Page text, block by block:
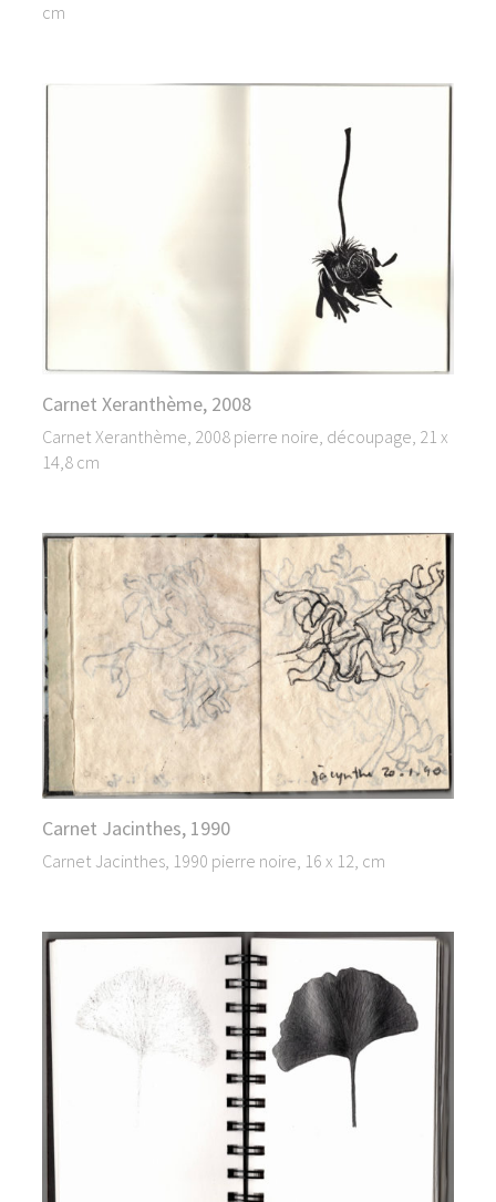
cm
Carnet Xeranthème, 2008
Carnet Xeranthème, 2008 pierre noire, découpage, 21 x
14,8 cm
Carnet Jacinthes, 1990
Carnet Jacinthes, 1990 pierre noire, 16 x 12, cm